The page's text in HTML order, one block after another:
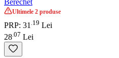
Berechet
Ultimele 2 produse
PRP: 31 19 Lei
28 07 Lei